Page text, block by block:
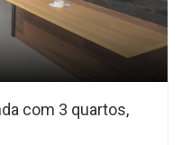
com 3 quartos,